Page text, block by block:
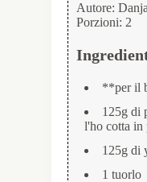
Autore:
Porzioni: 2
**per il
125g di
l'ho cotta in
125g di
1 tuorlo